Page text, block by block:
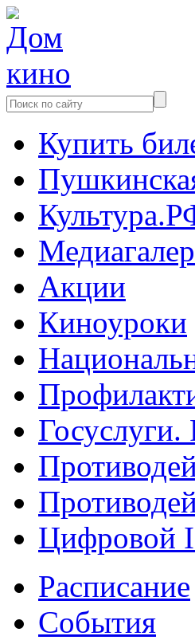
Купить
Акции
Киноуроки
Цифровой
Расписание
События